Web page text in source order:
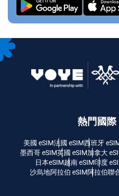
熱門國際
美國 eSIM法國 eSIM西班牙
墨西哥 eSIM英國 eSIM加拿大
日本eSIM越南 eSIM印度
沙烏地阿拉伯 eSIM阿拉伯聯